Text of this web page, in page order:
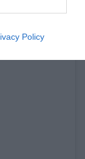
Policy